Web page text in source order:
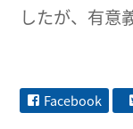
したが、有意
Facebook